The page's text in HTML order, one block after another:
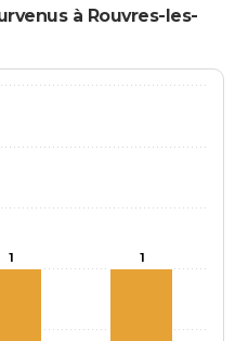
à Rouvres-les-
1 1